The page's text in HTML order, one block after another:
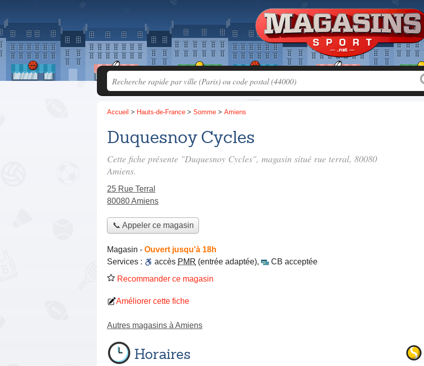
Accueil > Hauts-de-France > Somme > Amiens
Duquesnoy Cycles
Cette fiche présente "Duquesnoy Cycles", magasin situé rue terral, 80080
Amiens.
25 Rue Terral
80080 Amiens
📞 Appeler ce magasin
Magasin - Ouvert jusqu'à 18h
Services :
accès PMR (entrée adaptée),
CB acceptée
Recommander ce magasin
Améliorer cette fiche
Autres magasins à Amiens
Horaires